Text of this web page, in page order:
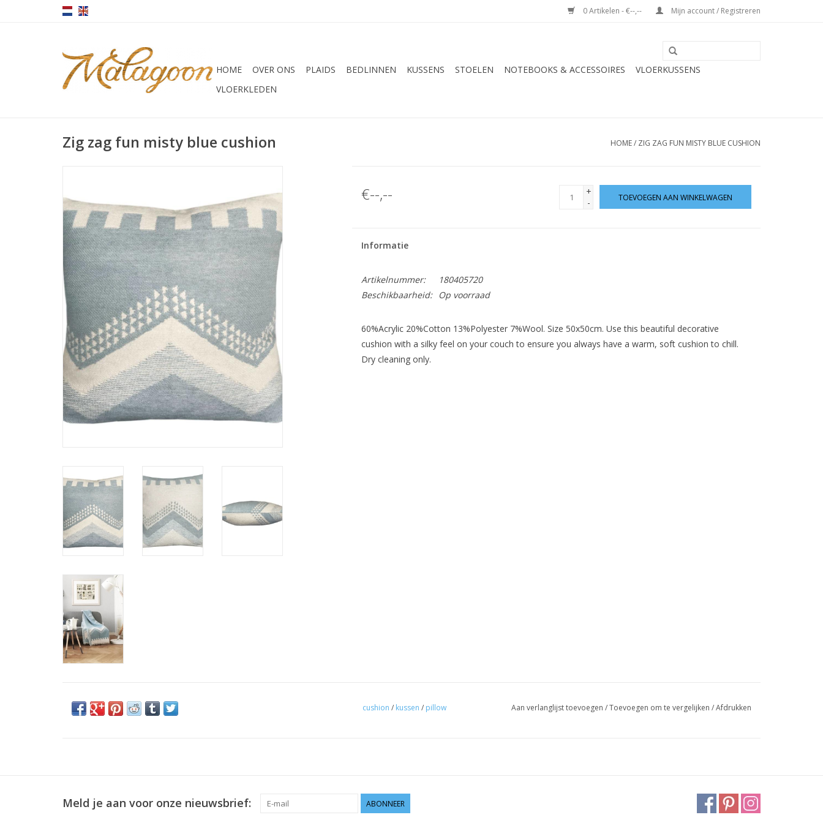
0 Artikelen - €--,-- Mijn account / Registreren
HOME OVER ONS PLAIDS BEDLINNEN KUSSENS STOELEN NOTEBOOKS & ACCESSOIRES
VLOERKUSSENS
VLOERKLEDEN
Zig zag fun misty blue cushion HOME/ ZIG ZAG FUN MISTY BLUE CUSHION
€--,--
+
-
TOEVOEGEN AAN WINKELWAGEN
Informatie
Artikelnummer:
180405720
Beschikbaarheid:
Op voorraad
60%Acrylic 20%Cotton 13%Polyester 7%Wool. Size 50x50cm. Use this beautiful decorative
cushion with a silky feel on your couch to ensure you always have a warm, soft cushion to chill.
Dry cleaning only.
cushion / kussen / pillow Aan verlanglijst toevoegen /Toevoegen om te vergelijken /Afdrukken
Meld je aan voor onze nieuwsbrief: ABONNEER